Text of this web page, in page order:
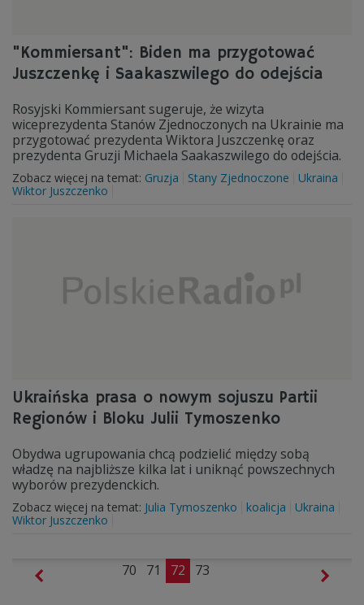
"Kommiersant": Biden ma przygotować
Juszczenkę i Saakaszwilego do odejścia
Rosyjski Kommiersant sugeruje, że wizyta
wiceprezydenta Stanów Zjednoczonych na Ukrainie ma
przygotować prezydenta Wiktora Juszczenkę oraz
prezydenta Gruzji Michaela Saakaszwilego do odejścia.
Zobacz więcej na temat: Gruzja Stany Zjednoczone
Ukraina
Wiktor Juszczenko
Ukraińska prasa o nowym sojuszu Partii
Regionów i Bloku Julii Tymoszenko
Obydwa ugrupowania chcą podzielić między sobą
władzę na najbliższe kilka lat i uniknąć powszechnych
wyborów prezydenckich.
Zobacz więcej na temat: Julia Tymoszenko koalicja
Ukraina
Wiktor Juszczenko
70 71 72 73